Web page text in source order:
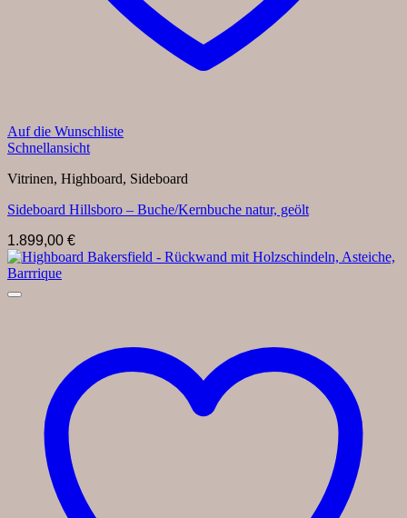
Auf die Wunschliste
Schnellansicht
Vitrinen, Highboard, Sideboard
Sideboard Hillsboro – Buche/Kernbuche natur, geölt
1.899,00 €